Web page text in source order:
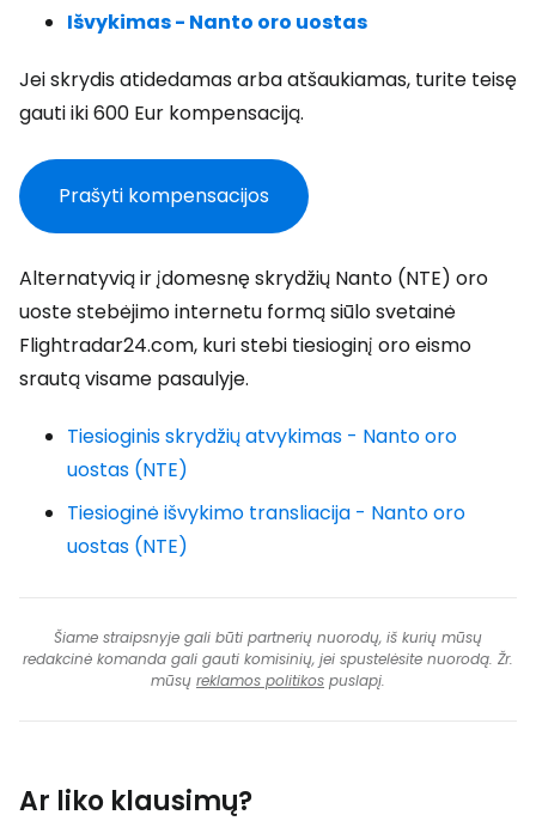
Išvykimas - Nanto oro uostas
Jei skrydis atidedamas arba atšaukiamas, turite teisę
gauti iki 600 Eur kompensaciją.
Prašyti kompensacijos
Alternatyvią ir įdomesnę skrydžių Nanto (NTE) oro
uoste stebėjimo internetu formą siūlo svetainė
Flightradar24.com, kuri stebi tiesioginį oro eismo
srautą visame pasaulyje.
Tiesioginis skrydžių atvykimas - Nanto oro
uostas (NTE)
Tiesioginė išvykimo transliacija - Nanto oro
uostas (NTE)
Šiame straipsnyje gali būti partnerių nuorodų, iš kurių mūsų
redakcinė komanda gali gauti komisinių, jei spustelėsite nuorodą. Žr.
mūsų reklamos politikos puslapį.
Ar liko klausimų?